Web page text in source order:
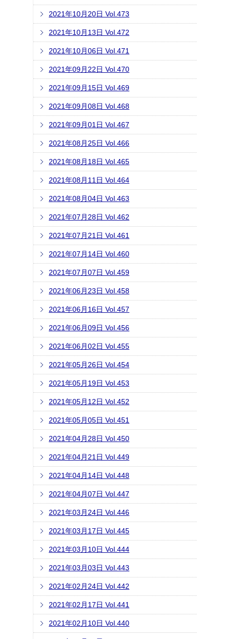
2021年10月20日 Vol.473
2021年10月13日 Vol.472
2021年10月06日 Vol.471
2021年09月22日 Vol.470
2021年09月15日 Vol.469
2021年09月08日 Vol.468
2021年09月01日 Vol.467
2021年08月25日 Vol.466
2021年08月18日 Vol.465
2021年08月11日 Vol.464
2021年08月04日 Vol.463
2021年07月28日 Vol.462
2021年07月21日 Vol.461
2021年07月14日 Vol.460
2021年07月07日 Vol.459
2021年06月23日 Vol.458
2021年06月16日 Vol.457
2021年06月09日 Vol.456
2021年06月02日 Vol.455
2021年05月26日 Vol.454
2021年05月19日 Vol.453
2021年05月12日 Vol.452
2021年05月05日 Vol.451
2021年04月28日 Vol.450
2021年04月21日 Vol.449
2021年04月14日 Vol.448
2021年04月07日 Vol.447
2021年03月24日 Vol.446
2021年03月17日 Vol.445
2021年03月10日 Vol.444
2021年03月03日 Vol.443
2021年02月24日 Vol.442
2021年02月17日 Vol.441
2021年02月10日 Vol.440